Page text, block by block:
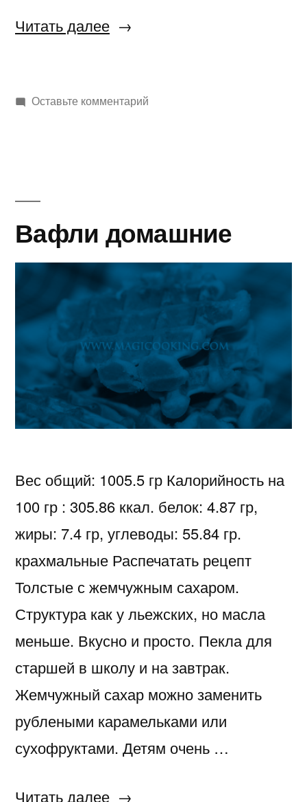
Читать далее«Штоллен
Оставьте комментарийк
Вафли домашние
Вес общий: 1005.5 гр Калорийность на
100 гр : 305.86 ккал. белок: 4.87 гр,
жиры: 7.4 гр, углеводы: 55.84 гр.
крахмальные Распечатать рецепт
Толстые с жемчужным сахаром.
Структура как у льежских, но масла
меньше. Вкусно и просто. Пекла для
старшей в школу и на завтрак.
Жемчужный сахар можно заменить
рублеными карамельками или
сухофруктами. Детям очень …
Читать далее«Вафли